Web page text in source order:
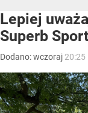
Lepiej
Superb
Dodano:wczoraj 20:25